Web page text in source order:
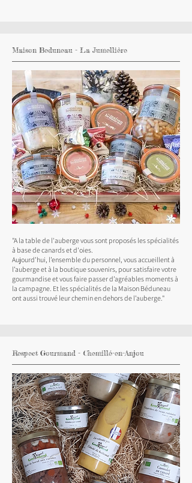
Maison Beduneau - La Jumellière
"A la table de l'auberge vous sont proposés les spécialités
à base de canards et d'oies.
Aujourd’hui, l’ensemble du personnel, vous accueillent à
l’auberge et à la boutique souvenirs, pour satisfaire votre
gourmandise et vous faire passer d’agréables moments à
la campagne. Et les spécialités de la Maison Béduneau
ont aussi trouvé leur chemin en dehors de l’auberge."
Respect Gourmand - Chemillé-en-Anjou